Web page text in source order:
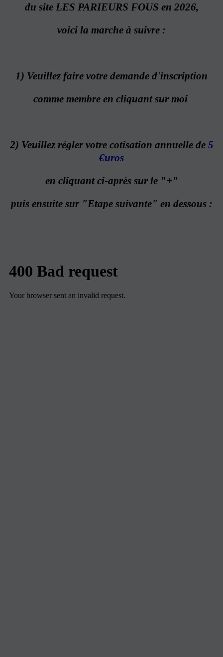
du site LES PARIEURS FOUS en 2026,
voici la marche à suivre :
1) Veuillez faire votre demande d'inscription
comme membre en cliquant sur moi
2) Veuillez régler votre cotisation annuelle de 5
€uros
en cliquant ci-après sur le "+"
puis ensuite sur "Etape suivante" en dessous :